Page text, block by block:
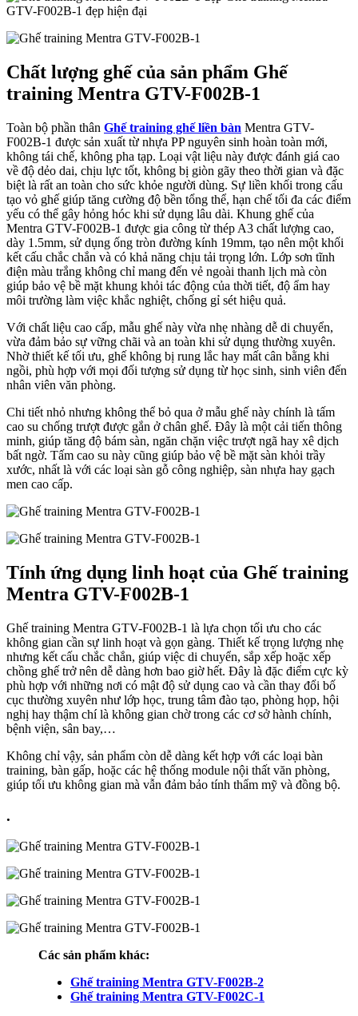
GTV-F002B-1 đẹp hiện đại
Chất lượng ghế của sản phẩm Ghế
training Mentra GTV-F002B-1
Toàn bộ phần thân Ghế training ghế liền bàn Mentra GTV-
F002B-1 được sản xuất từ nhựa PP nguyên sinh hoàn toàn mới,
không tái chế, không pha tạp. Loại vật liệu này được đánh giá cao
về độ dẻo dai, chịu lực tốt, không bị giòn gãy theo thời gian và đặc
biệt là rất an toàn cho sức khỏe người dùng. Sự liền khối trong cấu
tạo vỏ ghế giúp tăng cường độ bền tổng thể, hạn chế tối đa các điểm
yếu có thể gây hỏng hóc khi sử dụng lâu dài. Khung ghế của
Mentra GTV-F002B-1 được gia công từ thép A3 chất lượng cao,
dày 1.5mm, sử dụng ống tròn đường kính 19mm, tạo nên một khối
kết cấu chắc chắn và có khả năng chịu tải trọng lớn. Lớp sơn tĩnh
điện màu trắng không chỉ mang đến vẻ ngoài thanh lịch mà còn
giúp bảo vệ bề mặt khung khỏi tác động của thời tiết, độ ẩm hay
môi trường làm việc khắc nghiệt, chống gỉ sét hiệu quả.
Với chất liệu cao cấp, mẫu ghế này vừa nhẹ nhàng dễ di chuyển,
vừa đảm bảo sự vững chãi và an toàn khi sử dụng thường xuyên.
Nhờ thiết kế tối ưu, ghế không bị rung lắc hay mất cân bằng khi
ngồi, phù hợp với mọi đối tượng sử dụng từ học sinh, sinh viên đến
nhân viên văn phòng.
Chi tiết nhỏ nhưng không thể bỏ qua ở mẫu ghế này chính là tấm
cao su chống trượt được gắn ở chân ghế. Đây là một cải tiến thông
minh, giúp tăng độ bám sàn, ngăn chặn việc trượt ngã hay xê dịch
bất ngờ. Tấm cao su này cũng giúp bảo vệ bề mặt sàn khỏi trầy
xước, nhất là với các loại sàn gỗ công nghiệp, sàn nhựa hay gạch
men cao cấp.
Tính ứng dụng linh hoạt của Ghế training
Mentra GTV-F002B-1
Ghế training Mentra GTV-F002B-1 là lựa chọn tối ưu cho các
không gian cần sự linh hoạt và gọn gàng. Thiết kế trọng lượng nhẹ
nhưng kết cấu chắc chắn, giúp việc di chuyển, sắp xếp hoặc xếp
chồng ghế trở nên dễ dàng hơn bao giờ hết. Đây là đặc điểm cực kỳ
phù hợp với những nơi có mật độ sử dụng cao và cần thay đổi bố
cục thường xuyên như lớp học, trung tâm đào tạo, phòng họp, hội
nghị hay thậm chí là không gian chờ trong các cơ sở hành chính,
bệnh viện, sân bay,…
Không chỉ vậy, sản phẩm còn dễ dàng kết hợp với các loại bàn
training, bàn gấp, hoặc các hệ thống module nội thất văn phòng,
giúp tối ưu không gian mà vẫn đảm bảo tính thẩm mỹ và đồng bộ.
.
Các sản phẩm khác:
Ghế training Mentra GTV-F002B-2
Ghế training Mentra GTV-F002C-1